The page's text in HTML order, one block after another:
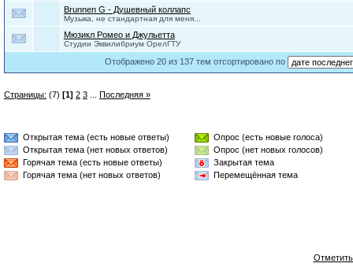
Brunnen G - Душевный коллапс
Музыка, не стандартная для меня...
Мюзикл Ромео и Джульетта
Студии Эквилибриум ОрелГТУ
Отображено 20 из 137 тем отсортировано по
Страницы: (7) [1] 2 3... Последняя »
Открытая тема (есть новые ответы)
Открытая тема (нет новых ответов)
Горячая тема (есть новые ответы)
Горячая тема (нет новых ответов)
Опрос (есть новые голоса)
Опрос (нет новых голосов)
Закрытая тема
Перемещённая тема